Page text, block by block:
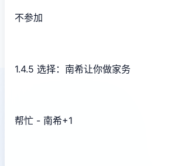
不参加
1.4.5 选择：南希让你做家务
帮忙 - 南希+1